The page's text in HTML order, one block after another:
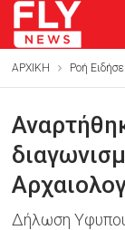
ΑΡΧΙΚΗ Ροή
Δήλωση